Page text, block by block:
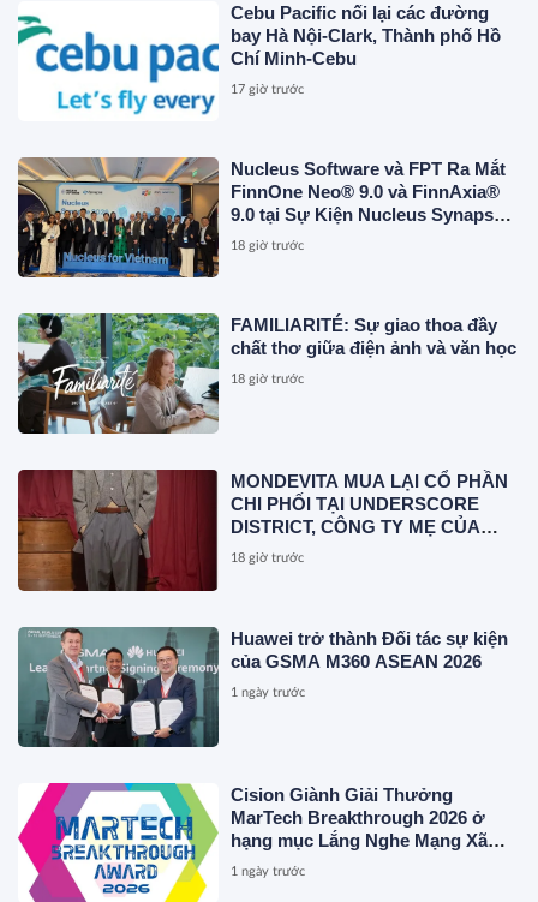
Cebu Pacific nối lại các đường
bay Hà Nội-Clark, Thành phố Hồ
Chí Minh-Cebu
17 giờ trước
Nucleus Software và FPT Ra Mắt
FinnOne Neo® 9.0 và FinnAxia®
9.0 tại Sự Kiện Nucleus Synapse
Lần Đầu Tiên tại Việt Nam
18 giờ trước
FAMILIARITÉ: Sự giao thoa đầy
chất thơ giữa điện ảnh và văn học
18 giờ trước
MONDEVITA MUA LẠI CỔ PHẦN
CHI PHỐI TẠI UNDERSCORE
DISTRICT, CÔNG TY MẸ CỦA
MAGLIANO, ĐÁNH DẤU BƯỚC
18 giờ trước
Huawei trở thành Đối tác sự kiện
của GSMA M360 ASEAN 2026
1 ngày trước
Cision Giành Giải Thưởng
MarTech Breakthrough 2026 ở
hạng mục Lắng Nghe Mạng Xã
Hội, Phân Phối Thông Cáo Báo
1 ngày trước